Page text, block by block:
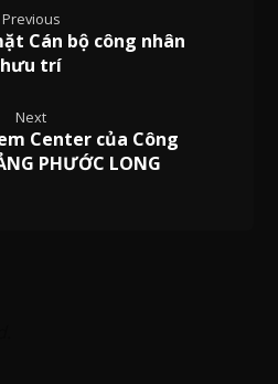
Previous
Cán bộ công nhân
hưu trí
Next
Center của Công
PHƯỚC LONG